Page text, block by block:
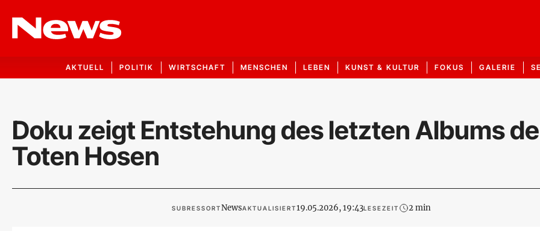
AKTUELL POLITIK WIRTSCHAFT MENSCHEN LEBEN KUNST & KULTUR FOKUS GALERIE
Doku zeigt Entstehung des letzten Albums
Toten Hosen
SUBRESSORTNewsAKTUALISIERT19.05.2026, 19:43LESEZEIT 2 min